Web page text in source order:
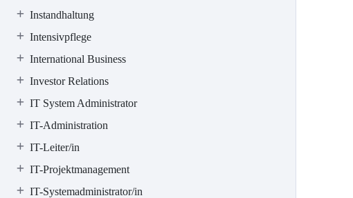
Instandhaltung
Intensivpflege
International Business
Investor Relations
IT System Administrator
IT-Administration
IT-Leiter/in
IT-Projektmanagement
IT-Systemadministrator/in